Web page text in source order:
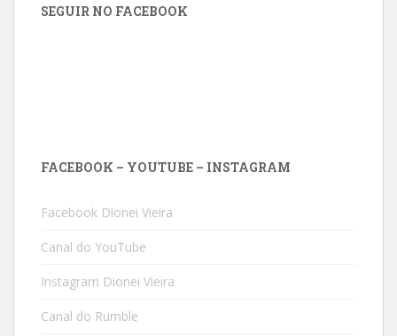
SEGUIR NO FACEBOOK
FACEBOOK – YOUTUBE – INSTAGRAM
Facebook Dionei Vieira
Canal do YouTube
Instagram Dionei Vieira
Canal do Rumble